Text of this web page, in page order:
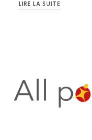
LIRE LA SUITE